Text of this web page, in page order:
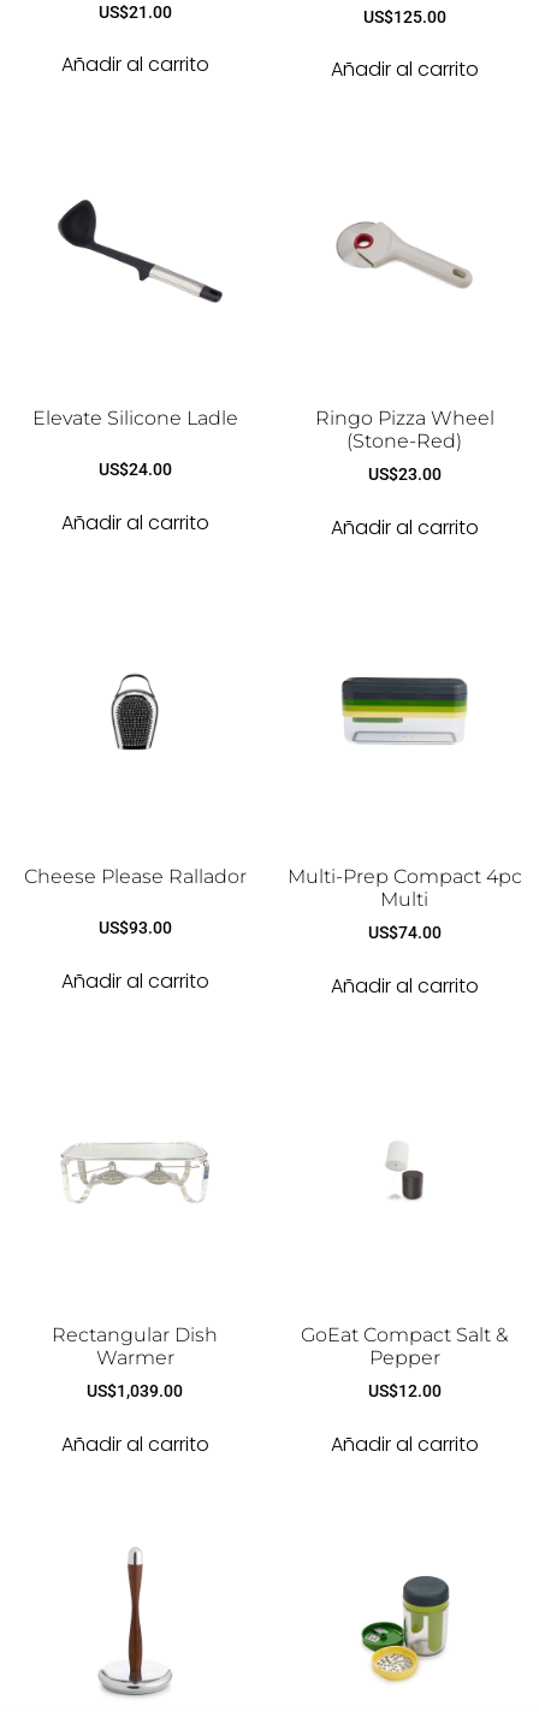
US$21.00
Añadir al carrito
US$125.00
Añadir al carrito
Elevate Silicone Ladle
US$24.00
Añadir al carrito
Ringo Pizza Wheel
(Stone-Red)
US$23.00
Añadir al carrito
Cheese Please Rallador
US$93.00
Añadir al carrito
Multi-Prep Compact 4pc
Multi
US$74.00
Añadir al carrito
Rectangular Dish
Warmer
US$1,039.00
Añadir al carrito
GoEat Compact Salt &
Pepper
US$12.00
Añadir al carrito